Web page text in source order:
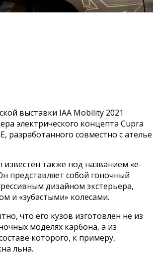
выставки IAA Mobility 2021
электрического концепта Cupra
разработанного совместно с ателье
также под названием «e-
представляет собой гоночный
дизайном экстерьера,
и «зубастыми» колесами.
что его кузов изготовлен не из
моделях карбона, а из
которого, к примеру,
льна.